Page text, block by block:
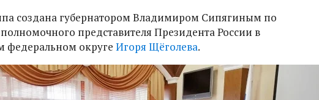
создана губернатором Владимиром Сипягиным по
представителя Президента России в
федеральном округе Игоря Щёголева.